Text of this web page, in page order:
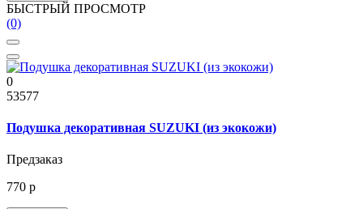
БЫСТРЫЙ ПРОСМОТР
(0)
0
53577
Подушка декоративная SUZUKI (из экокожи)
Предзаказ
770 р